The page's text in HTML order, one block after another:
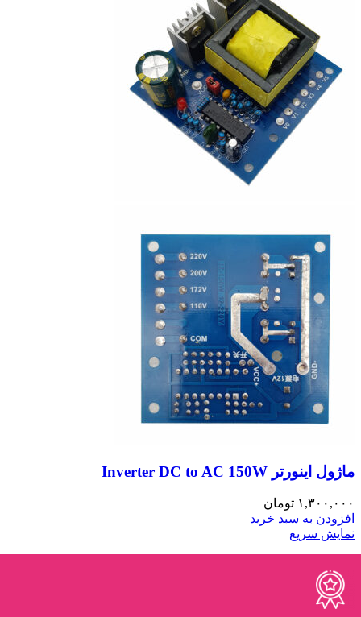
ماژول اینورتر Inverter DC to AC 150W
۱,۳۰۰,۰۰۰ تومان
افزودن به سبد خرید
نمایش سریع